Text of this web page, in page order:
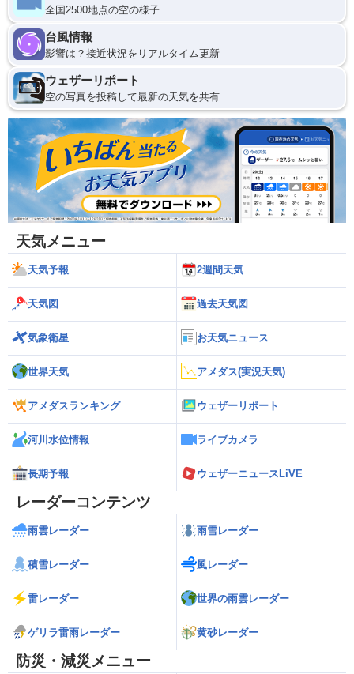
全国2500地点の空の様子
台風情報
影響は？接近状況をリアルタイム更新
ウェザーリポート
空の写真を投稿して最新の天気を共有
天気メニュー
天気予報 2週間天気
天気図 過去天気図
気象衛星 お天気ニュース
世界天気 アメダス(実況天気)
アメダスランキング ウェザーリポート
河川水位情報 ライブカメラ
長期予報 ウェザーニュースLiVE
レーダーコンテンツ
雨雲レーダー 雨雪レーダー
積雪レーダー 風レーダー
雷レーダー 世界の雨雲レーダー
ゲリラ雷雨レーダー 黄砂レーダー
防災・減災メニュー